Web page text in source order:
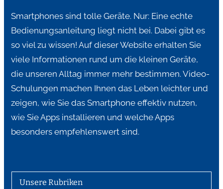
Smartphones sind tolle Geräte. Nur: Eine echte
Bedienungsanleitung liegt nicht bei. Dabei gibt es
so viel zu wissen! Auf dieser Website erhalten Sie
viele Informationen rund um die kleinen Geräte,
die unseren Alltag immer mehr bestimmen. Video-
Schulungen machen Ihnen das Leben leichter und
zeigen, wie Sie das Smartphone effektiv nutzen,
wie Sie Apps installieren und welche Apps
besonders empfehlenswert sind.
Unsere Rubriken